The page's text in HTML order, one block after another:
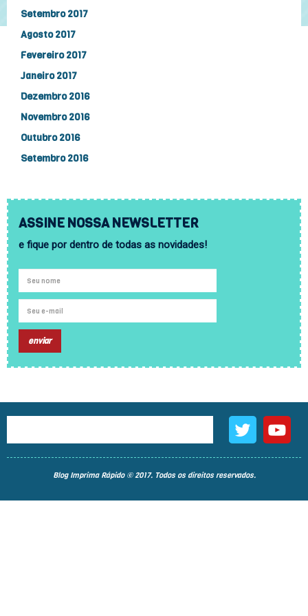
Setembro 2017
Agosto 2017
Fevereiro 2017
Janeiro 2017
Dezembro 2016
Novembro 2016
Outubro 2016
Setembro 2016
ASSINE NOSSA NEWSLETTER
e fique por dentro de todas as novidades!
Blog Imprima Rápido © 2017. Todos os direitos reservados.